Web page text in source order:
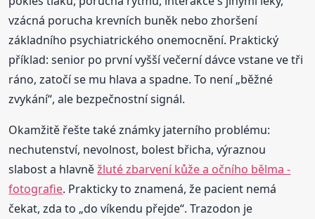
vzácná porucha krevních buněk nebo zhoršení
základního psychiatrického onemocnění. Praktický
příklad: senior po první vyšší večerní dávce vstane ve tři
ráno, zatočí se mu hlava a spadne. To není „běžné
zvykání“, ale bezpečnostní signál.
Okamžitě řešte také známky jaterního problému:
nechutenství, nevolnost, bolest břicha, výraznou
slabost a hlavněžluté zbarvení kůže a očního bělma -
fotografie. Prakticky to znamená, že pacient nemá
čekat, zda to „do víkendu přejde“. Trazodon je